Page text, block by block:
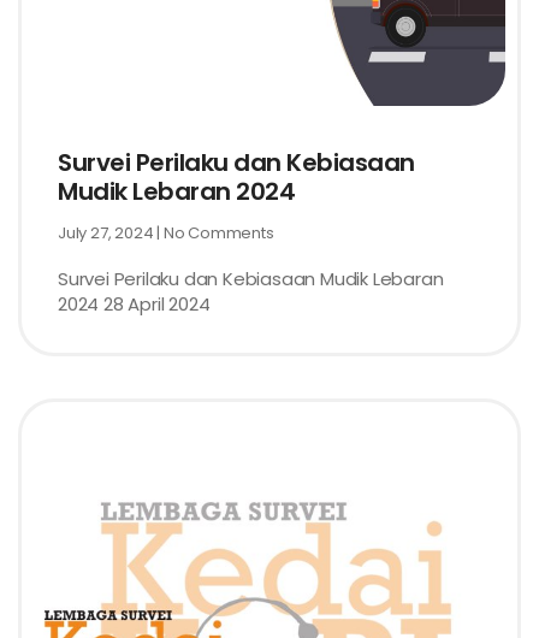
Survei Perilaku dan Kebiasaan
Mudik Lebaran 2024
July 27, 2024 No Comments
Survei Perilaku dan Kebiasaan Mudik Lebaran
2024 28 April 2024